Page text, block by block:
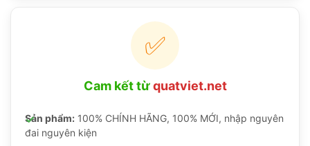
✅
Cam kết từquatviet.net
Sản phẩm: 100% CHÍNH HÃNG, 100% MỚI, nhập nguyên
đai nguyên kiện